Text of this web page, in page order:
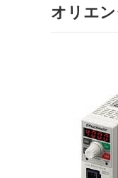
オリエ